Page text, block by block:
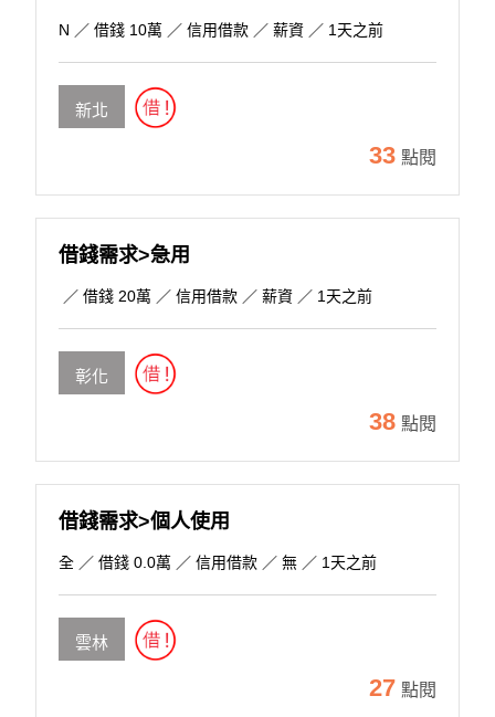
N ／ 借錢 10萬 ／ 信用借款 ／ 薪資 ／ 1天之前
新北
33 點閱
借錢需求>急用
／ 借錢 20萬 ／ 信用借款 ／ 薪資 ／ 1天之前
彰化
38 點閱
借錢需求>個人使用
全 ／ 借錢 0.0萬 ／ 信用借款 ／ 無 ／ 1天之前
雲林
27 點閱